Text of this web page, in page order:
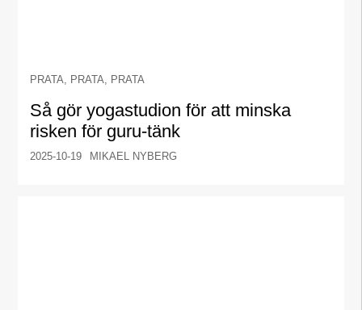
PRATA, PRATA, PRATA
Så gör yogastudion för att minska
risken för guru-tänk
2025-10-19 MIKAEL NYBERG